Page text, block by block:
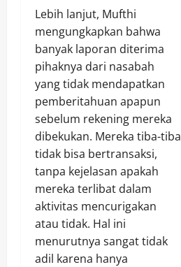
Lebih lanjut, Mufthi
mengungkapkan bahwa
banyak laporan diterima
pihaknya dari nasabah
yang tidak mendapatkan
pemberitahuan apapun
sebelum rekening mereka
dibekukan. Mereka tiba-tiba
tidak bisa bertransaksi,
tanpa kejelasan apakah
mereka terlibat dalam
aktivitas mencurigakan
atau tidak. Hal ini
menurutnya sangat tidak
adil karena hanya